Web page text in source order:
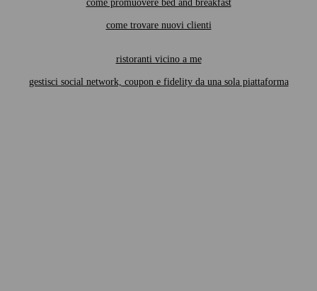
come promuovere bed and breakfast
come trovare nuovi clienti
ristoranti vicino a me
gestisci social network, coupon e fidelity da una sola piattaforma